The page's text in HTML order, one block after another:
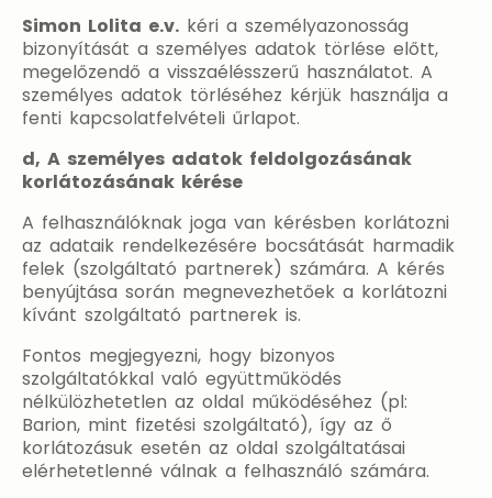
Simon Lolita e.v. kéri a személyazonosság
bizonyítását a személyes adatok törlése előtt,
megelőzendő a visszaélésszerű használatot. A
személyes adatok törléséhez kérjük használja a
fenti kapcsolatfelvételi űrlapot.
d, A személyes adatok feldolgozásának
korlátozásának kérése
A felhasználóknak joga van kérésben korlátozni
az adataik rendelkezésére bocsátását harmadik
felek (szolgáltató partnerek) számára. A kérés
benyújtása során megnevezhetőek a korlátozni
kívánt szolgáltató partnerek is.
Fontos megjegyezni, hogy bizonyos
szolgáltatókkal való együttműködés
nélkülözhetetlen az oldal működéséhez (pl:
Barion, mint fizetési szolgáltató), így az ő
korlátozásuk esetén az oldal szolgáltatásai
elérhetetlenné válnak a felhasználó számára.